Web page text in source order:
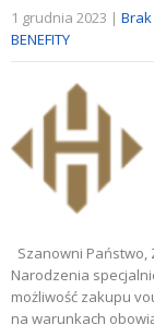
1 grudnia 2023 |
BENEFITY
Szanowni Państwo,
Narodzenia
możliwość zakupu
na warunkach